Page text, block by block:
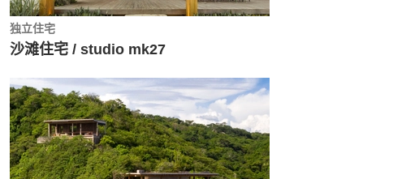
独立住宅
沙滩住宅 / studio mk27